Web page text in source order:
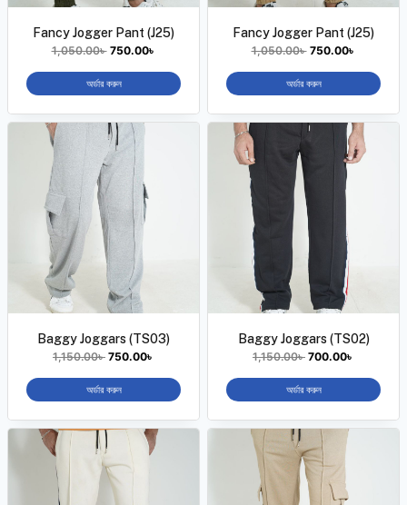
Fancy Jogger Pant (J25)
1,050.00৳ 750.00৳
অর্ডার করুন
Fancy Jogger Pant (J25)
1,050.00৳ 750.00৳
অর্ডার করুন
Baggy Joggars (TS03)
1,150.00৳ 750.00৳
অর্ডার করুন
Baggy Joggars (TS02)
1,150.00৳ 700.00৳
অর্ডার করুন